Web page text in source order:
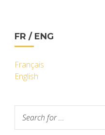
FR / ENG
Français
English